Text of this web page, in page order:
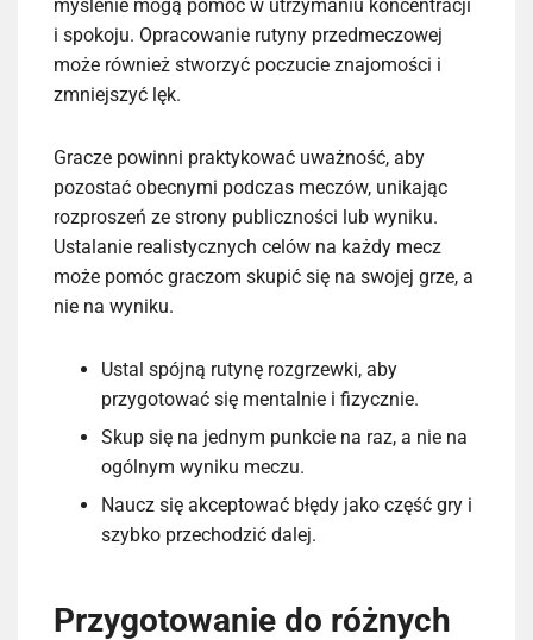
myślenie mogą pomóc w utrzymaniu koncentracji
i spokoju. Opracowanie rutyny przedmeczowej
może również stworzyć poczucie znajomości i
zmniejszyć lęk.
Gracze powinni praktykować uważność, aby
pozostać obecnymi podczas meczów, unikając
rozproszeń ze strony publiczności lub wyniku.
Ustalanie realistycznych celów na każdy mecz
może pomóc graczom skupić się na swojej grze, a
nie na wyniku.
Ustal spójną rutynę rozgrzewki, aby
przygotować się mentalnie i fizycznie.
Skup się na jednym punkcie na raz, a nie na
ogólnym wyniku meczu.
Naucz się akceptować błędy jako część gry i
szybko przechodzić dalej.
Przygotowanie do różnych